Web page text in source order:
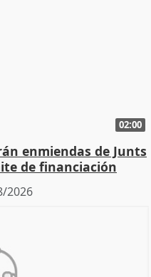
02:00
enmiendas de Junts
de financiación
2026